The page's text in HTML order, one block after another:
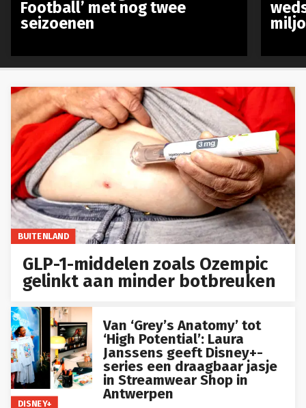
BUITENLAND
GLP-1-middelen zoals Ozempic
gelinkt aan minder botbreuken
DISNEY+
Van ‘Grey’s Anatomy’ tot
‘High Potential’: Laura
Janssens geeft Disney+-
series een draagbaar jasje
in Streamwear Shop in
Antwerpen
Football’ met nog twee
seizoenen